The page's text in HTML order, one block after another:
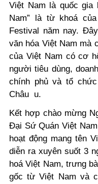
Việt Nam là quốc gia
Nam” là từ khoá
Festival năm nay.
văn hóa Việt Nam mà
của Việt Nam có cơ
người tiêu dùng,
chính phủ và tổ
Châu u.
Kết hợp chào mừng
Đại Sứ Quán Việt
hoạt động mang tên
diễn ra xuyên suốt 3
hoá Việt Nam, trưng
gốc từ Việt Nam và